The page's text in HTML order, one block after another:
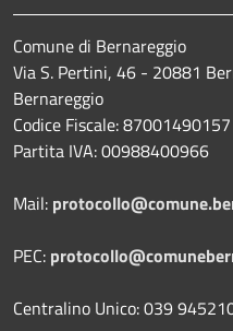
Comune di Bernareggio
Via S. Pertini, 46 - 20881
Bernareggio
Codice Fiscale: 87001490157
Partita IVA: 00988400966
Mail:
PEC:
Centralino Unico: 039